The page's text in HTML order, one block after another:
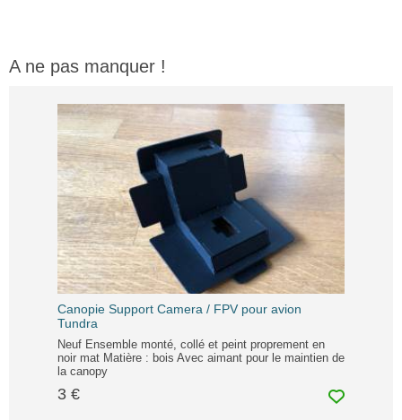
A ne pas manquer !
Canopie Support Camera / FPV pour avion
Tundra
Neuf Ensemble monté, collé et peint proprement en
noir mat Matière : bois Avec aimant pour le maintien de
la canopy
3 €